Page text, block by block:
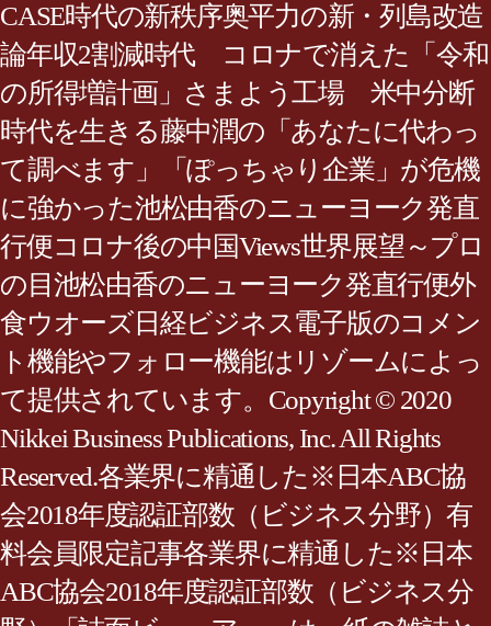
CASE時代の新秩序奥平力の新・列島改造
論年収2割減時代 コロナで消えた「令和
の所得増計画」さまよう工場 米中分断
時代を生きる藤中潤の「あなたに代わっ
て調べます」「ぽっちゃり企業」が危機
に強かった池松由香のニューヨーク発直
行便コロナ後の中国Views世界展望～プロ
の目池松由香のニューヨーク発直行便外
食ウオーズ日経ビジネス電子版のコメン
ト機能やフォロー機能はリゾームによっ
て提供されています。Copyright © 2020
Nikkei Business Publications, Inc. All Rights
Reserved.各業界に精通した※日本ABC協
会2018年度認証部数（ビジネス分野）有
料会員限定記事各業界に精通した※日本
ABC協会2018年度認証部数（ビジネス分